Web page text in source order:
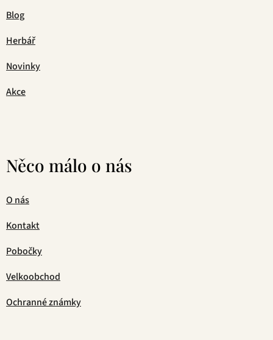
Blog
Herbář
Novinky
Akce
Něco málo o nás
O nás
Kontakt
Pobočky
Velkoobchod
Ochranné známky